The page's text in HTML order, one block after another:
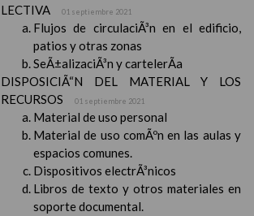
LECTIVA
01 septiembre 2021
Flujos de circulaciÃ³n en el edificio,
patios y otras zonas
SeÃ±alizaciÃ³n y cartelerÃ­a
DISPOSICIÃ“N DEL MATERIAL Y LOS
RECURSOS
01 septiembre 2021
Material de uso personal
Material de uso comÃºn en las aulas y
espacios comunes.
Dispositivos electrÃ³nicos
Libros de texto y otros materiales en
soporte documental.